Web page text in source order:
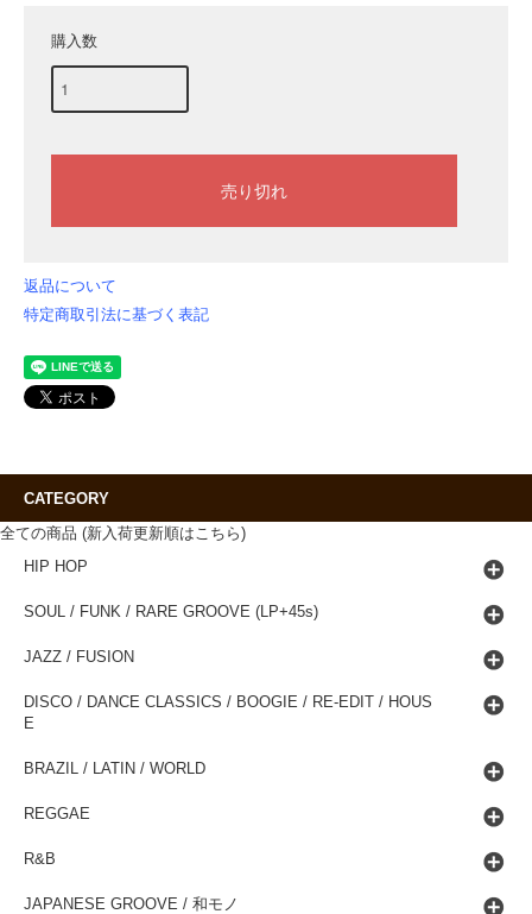
購入数
返品について
特定商取引法に基づく表記
CATEGORY
全ての商品 (新入荷更新順はこちら)
HIP HOP
SOUL / FUNK / RARE GROOVE (LP+45s)
JAZZ / FUSION
DISCO / DANCE CLASSICS / BOOGIE / RE-EDIT / HOUS
E
BRAZIL / LATIN / WORLD
REGGAE
R&B
JAPANESE GROOVE / 和モノ